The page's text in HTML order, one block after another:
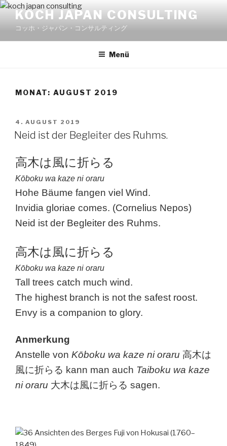
Zum
Inhalt
springen
KOCH JAPAN CONSULTING
コッホ・ジャパン・コンサルティング
Menü
MONAT: AUGUST 2019
VERÖFFENTLICHT
AM
4. AUGUST 2019
Neid ist der Begleiter des Ruhms.
高木は風に折らる
Kōboku wa kaze ni oraru
Hohe Bäume fangen viel Wind.
Invidia gloriae comes. (Cornelius Nepos)
Neid ist der Begleiter des Ruhms.
高木は風に折らる
Kōboku wa kaze ni oraru
Tall trees catch much wind.
The highest branch is not the safest roost.
Envy is a companion to glory.
Anmerkung
Anstelle von Kōboku wa kaze ni oraru 高木は
風に折らる kann man auch Taiboku wa kaze
ni oraru 大木は風に折らる sagen.